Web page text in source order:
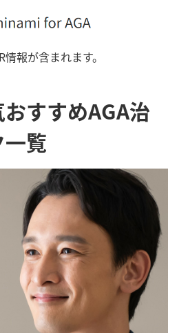
報が含まれます。
すすめAGA治
覧